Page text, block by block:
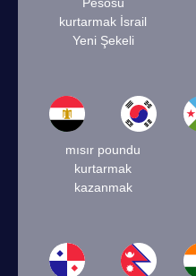
kurtarmak İsrail
Yeni Şekeli
mısır poundu
kurtarmak
kazanmak